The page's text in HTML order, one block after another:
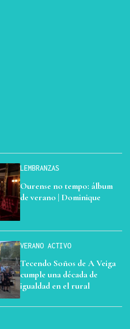
LEMBRANZAS
Ourense no tempo: álbum
de verano | Dominique
VERANO ACTIVO
Tecendo Soños de A Veiga
cumple una década de
igualdad en el rural